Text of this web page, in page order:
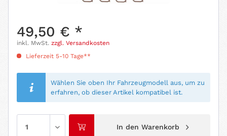
49,50 € *
inkl. MwSt. zzgl. Versandkosten
Lieferzeit 5-10 Tage**
Wählen Sie oben Ihr Fahrzeugmodell aus, um zu
erfahren, ob dieser Artikel kompatibel ist.
In den Warenkorb